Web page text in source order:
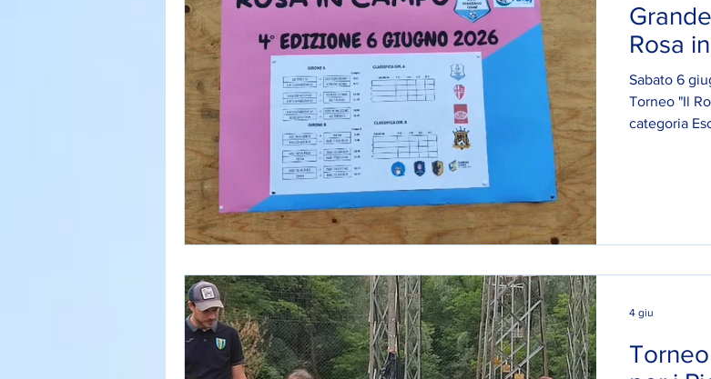
Rosa
Sabato 6
Torneo "Il
categoria
4 giu